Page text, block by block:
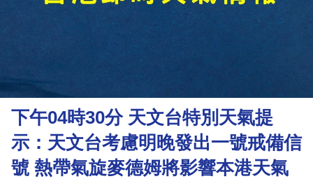
投
理
財
商
業
下午04時30分 天文台特別天氣提
示：天文台考慮明晚發出一號戒備信
號 熱帶氣旋麥德姆將影響本港天氣